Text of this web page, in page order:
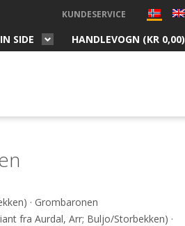
KUNDESERVICE
SIDE HANDLEVOGN (KR 0,00)
· Grombaronen
fra Aurdal, Arr; Buljo/Storbekken) ·